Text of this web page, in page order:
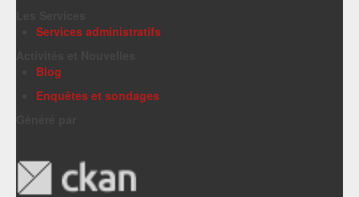
Services administratifs
Blog
Enquêtes et sondages